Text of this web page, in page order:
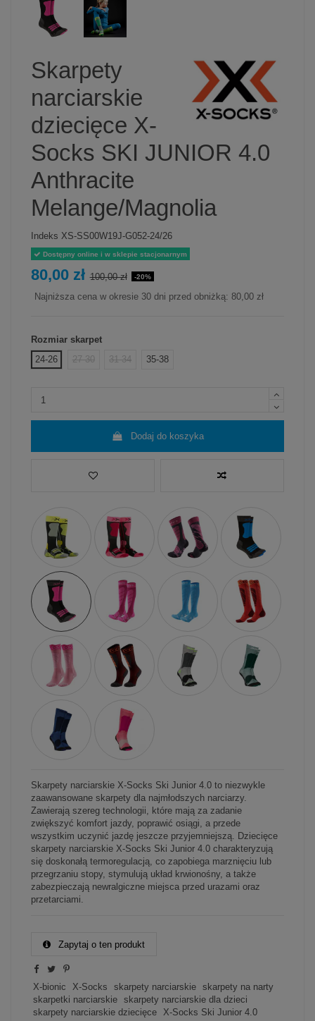
Skarpety
narciarskie
dziecięce X-
Socks SKI JUNIOR 4.0
Anthracite
Melange/Magnolia
Indeks XS-SS00W19J-G052-24/26
Dostępny online i w sklepie stacjonarnym
80,00 zł 100,00 zł -20%
Najniższa cena w okresie 30 dni przed obniżką: 80,00 zł
Rozmiar skarpet
24-26
27-30 31-34 35-38
Dodaj do koszyka
Skarpety narciarskie X-Socks Ski Junior 4.0 to niezwykle
zaawansowane skarpety dla najmłodszych narciarzy.
Zawierają szereg technologii, które mają za zadanie
zwiększyć komfort jazdy, poprawić osiągi, a przede
wszystkim uczynić jazdę jeszcze przyjemniejszą. Dziecięce
skarpety narciarskie X-Socks Ski Junior 4.0 charakteryzują
się doskonałą termoregulacją, co zapobiega marznięciu lub
przegrzaniu stopy, stymulują układ krwionośny, a także
zabezpieczają newralgiczne miejsca przed urazami oraz
przetarciami.
Zapytaj o ten produkt
X-bionic X-Socks skarpety narciarskie
skarpety na narty
skarpetki narciarskie
skarpety narciarskie dla dzieci
skarpety narciarskie dziecięce
X-Socks Ski Junior 4.0